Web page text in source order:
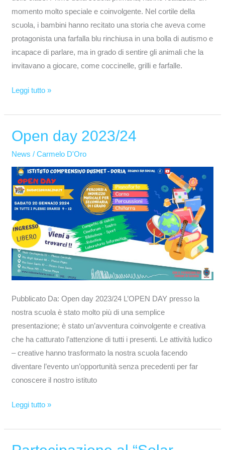
momento molto speciale e coinvolgente. Nel cortile della
scuola, i bambini hanno recitato una storia che aveva come
protagonista una farfalla blu rinchiusa in una bolla di autismo e
incapace di parlare, ma in grado di sentire gli animali che la
invitavano a giocare, come coccinelle, grilli e farfalle.
Leggi tutto »
Open day 2023/24
News /Carmelo D'Oro
Pubblicato Da: Open day 2023/24 L’OPEN DAY presso la
nostra scuola è stato molto più di una semplice
presentazione; è stato un’avventura coinvolgente e creativa
che ha catturato l’attenzione di tutti i presenti. Le attività ludico
– creative hanno trasformato la nostra scuola facendo
diventare l’evento un’opportunità senza precedenti per far
conoscere il nostro istituto
Open
2023/24
Leggi tutto »
Partecipazione